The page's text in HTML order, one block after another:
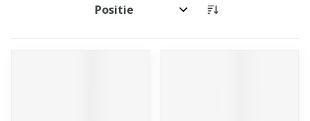
Sorteer op: